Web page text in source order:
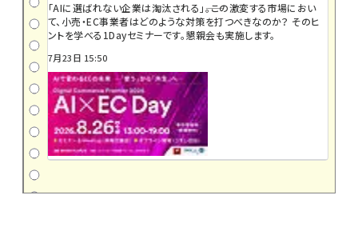
「AIに選ばれない企業は淘汰される」――。この激変する市場におい
て、小売・EC事業者はどのような対策を打つべきなのか？ そのヒ
ントを学べる1Dayセミナーです。懇親会も実施します。
7月23日 15:50